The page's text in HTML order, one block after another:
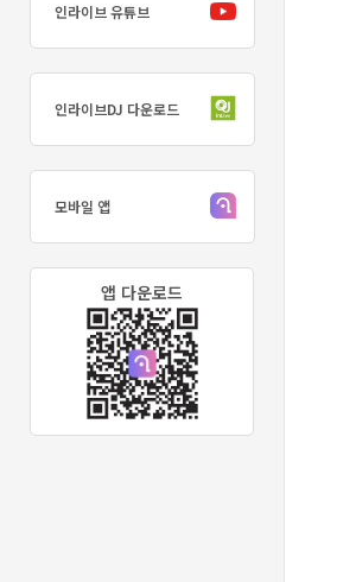
인라이브 유튜브
인라이브DJ 다운로드
모바일 앱
앱 다운로드